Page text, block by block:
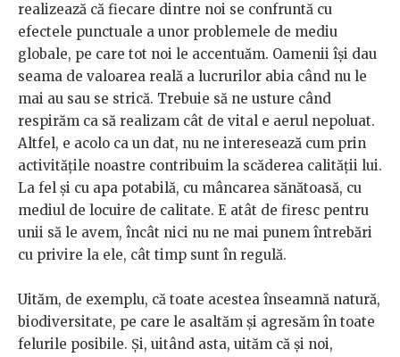
realizează că fiecare dintre noi se confruntă cu
efectele punctuale a unor problemele de mediu
globale, pe care tot noi le accentuăm. Oamenii își dau
seama de valoarea reală a lucrurilor abia când nu le
mai au sau se strică. Trebuie să ne usture când
respirăm ca să realizam cât de vital e aerul nepoluat.
Altfel, e acolo ca un dat, nu ne interesează cum prin
activitățile noastre contribuim la scăderea calității lui.
La fel și cu apa potabilă, cu mâncarea sănătoasă, cu
mediul de locuire de calitate. E atât de firesc pentru
unii să le avem, încât nici nu ne mai punem întrebări
cu privire la ele, cât timp sunt în regulă.
Uităm, de exemplu, că toate acestea înseamnă natură,
biodiversitate, pe care le asaltăm și agresăm în toate
felurile posibile. Și, uitând asta, uităm că și noi,